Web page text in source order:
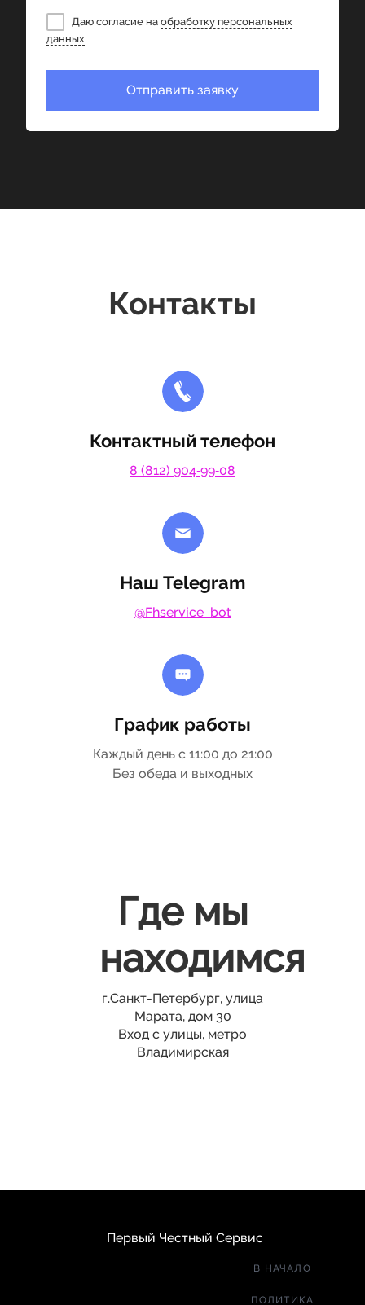
Даю согласие на обработку персональных
данных
Отправить заявку
Контакты
Контактный телефон
8 (812) 904‑99‑08
Наш Telegram
@Fhservice_bot
График работы
Каждый день с 11:00 до 21:00
Без обеда и выходных
Где мы
находимся
г.Санкт-Петербург, улица
Марата, дом 30
Вход с улицы, метро
Владимирская
Первый Честный Сервис
В НАЧАЛО
ПОЛИТИКА